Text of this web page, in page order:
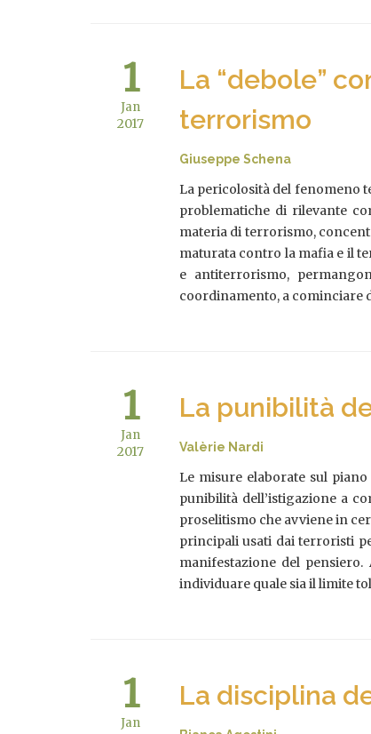
La “debole”
terrorismo
Giuseppe Schena
La pericolosità del fenomeno
problematiche di rilevante
materia di terrorismo,
maturata contro la mafia e il
e antiterrorismo,
coordinamento, a cominciare
1
Jan
2017
La punibilità
Valèrie Nardi
Le misure elaborate sul
punibilità dell’istigazione a
proselitismo che avviene in
principali usati dai terroristi
manifestazione del
individuare quale sia il limite
1
Jan
2017
La disciplina
1
Jan